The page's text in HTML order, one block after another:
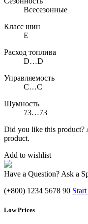
Всесезонные
Класс шин
E
Расход топлива
D…D
Управляемость
C…C
Шумность
73…73
Did you like this product?
product.
Add to wishlist
Have a Question? Ask a
(+800) 1234 5678 90
Low Prices